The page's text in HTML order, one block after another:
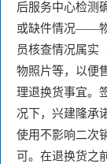
后服务中心检测
或缺件情况——
员核查情况属实
物照片等，以便
理退换货事宜。
况下，兴建隆承
使用不影响二次
可。在退换货之